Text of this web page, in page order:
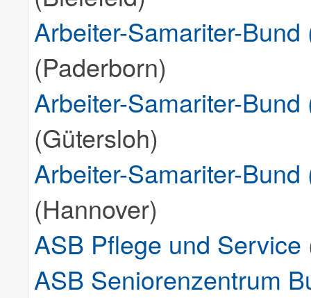
Arbeiter-Samariter-
(Paderborn)
Arbeiter-Samariter-
(Gütersloh)
Arbeiter-Samariter-
(Hannover)
ASB Pflege und Service
ASB Seniorenzentrum